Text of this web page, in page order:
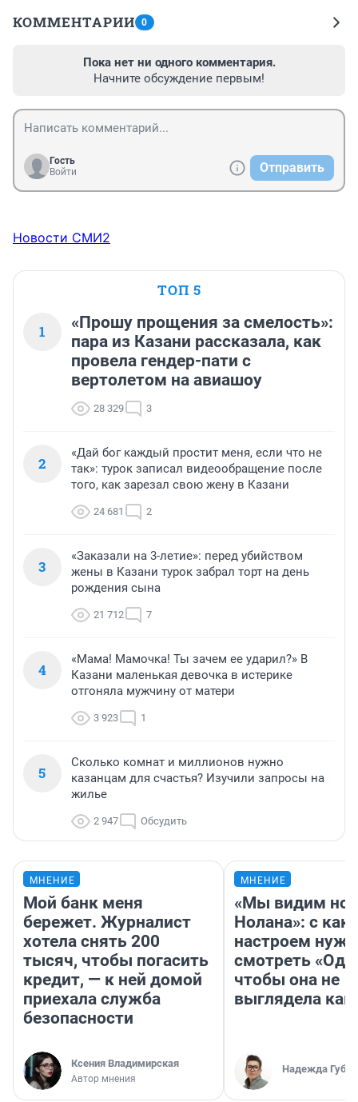
КОММЕНТАРИИ 0
Пока нет ни одного комментария.
Начните обсуждение первым!
Гость
Войти
Отправить
Новости СМИ2
ТОП 5
1
«Прошу прощения за смелость»:
пара из Казани рассказала, как
провела гендер-пати с
вертолетом на авиашоу
28 329 3
2
«Дай бог каждый простит меня, если что не
так»: турок записал видеообращение после
того, как зарезал свою жену в Казани
24 681 2
3
«Заказали на 3-летие»: перед убийством
жены в Казани турок забрал торт на день
рождения сына
21 712 7
4
«Мама! Мамочка! Ты зачем ее ударил?» В
Казани маленькая девочка в истерике
отгоняла мужчину от матери
3 923 1
5
Сколько комнат и миллионов нужно
казанцам для счастья? Изучили запросы на
жилье
2 947 Обсудить
МНЕНИЕ
Мой банк меня
бережет. Журналист
хотела снять 200
тысяч, чтобы погасить
кредит, — к ней домой
приехала служба
безопасности
Ксения Владимирская
Автор мнения
МНЕНИЕ
«Мы видим
Нолана»: с
настроем
смотреть
чтобы она не
выглядела как
Надежда